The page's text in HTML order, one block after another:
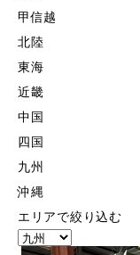
甲信越
北陸
東海
近畿
中国
四国
九州
沖縄
エリアで絞り込む